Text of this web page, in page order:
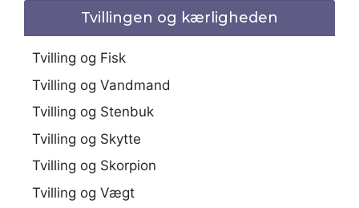
Tvillingen og kærligheden
Tvilling og Fisk
Tvilling og Vandmand
Tvilling og Stenbuk
Tvilling og Skytte
Tvilling og Skorpion
Tvilling og Vægt